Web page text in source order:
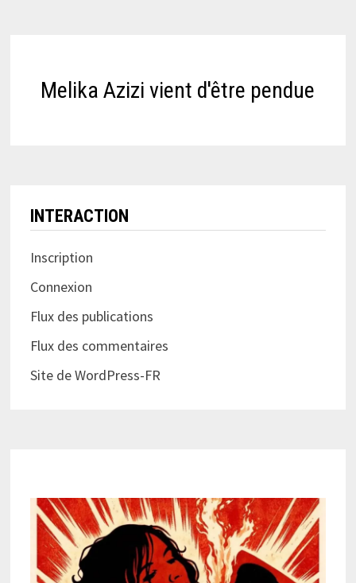
Melika Azizi vient d'être pendue
INTERACTION
Inscription
Connexion
Flux des publications
Flux des commentaires
Site de WordPress-FR